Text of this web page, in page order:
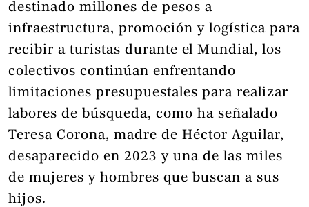
destinado millones de pesos a
infraestructura, promoción y logística para
recibir a turistas durante el Mundial, los
colectivos continúan enfrentando
limitaciones presupuestales para realizar
labores de búsqueda, como ha señalado
Teresa Corona, madre de Héctor Aguilar,
desaparecido en 2023 y una de las miles
de mujeres y hombres que buscan a sus
hijos.